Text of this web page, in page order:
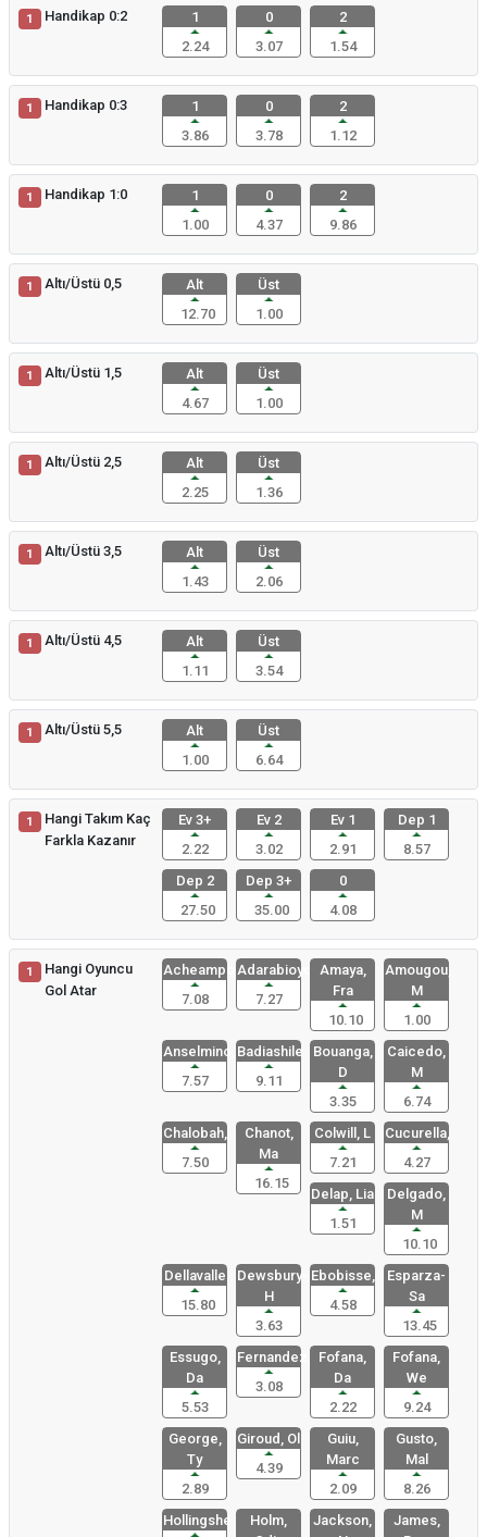
1 Handikap 0:2
1
2.24
0
3.07
2
1.54
1 Handikap 0:3
1
3.86
0
3.78
2
1.12
1 Handikap 1:0
1
1.00
0
4.37
2
9.86
1 Altı/Üstü 0,5
Alt
12.70
Üst
1.00
1 Altı/Üstü 1,5
Alt
4.67
Üst
1.00
1 Altı/Üstü 2,5
Alt
2.25
Üst
1.36
1 Altı/Üstü 3,5
Alt
1.43
Üst
2.06
1 Altı/Üstü 4,5
Alt
1.11
Üst
3.54
1 Altı/Üstü 5,5
Alt
1.00
Üst
6.64
1
Hangi Takım Kaç
Farkla Kazanır
Ev 3+
2.22
Ev 2
3.02
Ev 1
2.91
Dep 1
8.57
Dep 2
27.50
Dep 3+
35.00
0
4.08
1
Hangi Oyuncu
Gol Atar
Acheampong
7.08
Adarabioyo
7.27
Amaya,
Fra
10.10
Amougou,
M
1.00
Anselmino,
7.57
Badiashile
9.11
Bouanga,
D
3.35
Caicedo,
M
6.74
Chalobah,
7.50
Chanot,
Ma
16.15
Colwill, L
7.21
Cucurella,
4.27
Delap, Lia
1.51
Delgado,
M
10.10
Dellavalle
15.80
Dewsbury-
H
3.63
Ebobisse,
4.58
Esparza-
Sa
13.45
Essugo,
Da
5.53
Fernandez,
3.08
Fofana,
Da
2.22
Fofana,
We
9.24
George,
Ty
2.89
Giroud, Ol
4.39
Guiu,
Marc
2.09
Gusto,
Mal
8.26
Hollingshe
Holm,
Jackson,
James,